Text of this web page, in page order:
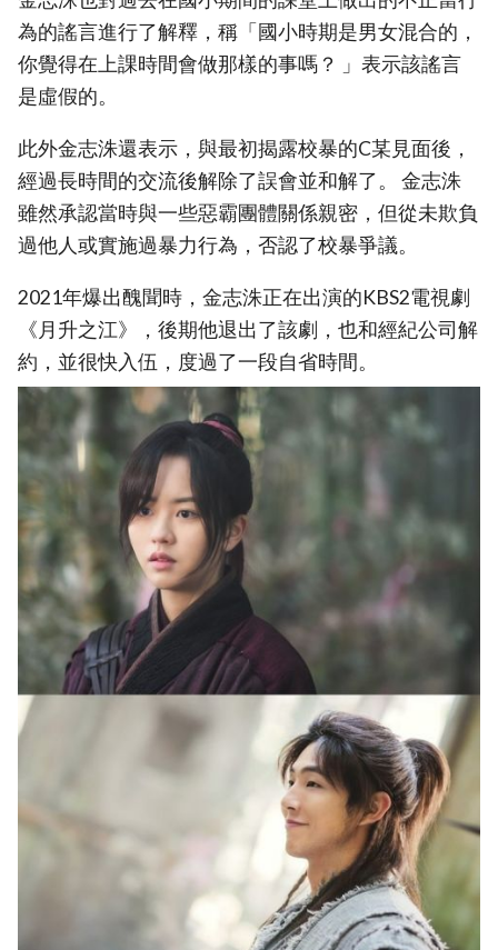
為的謠言進行了解釋，稱「國小時期是男女混合的，
你覺得在上課時間會做那樣的事嗎？ 」表示該謠言
是虛假的。
此外金志洙還表示，與最初揭露校暴的C某見面後，
經過長時間的交流後解除了誤會並和解了。 金志洙
雖然承認當時與一些惡霸團體關係親密，但從未欺負
過他人或實施過暴力行為，否認了校暴爭議。
2021年爆出醜聞時，金志洙正在出演的KBS2電視劇
《月升之江》，後期他退出了該劇，也和經紀公司解
約，並很快入伍，度過了一段自省時間。